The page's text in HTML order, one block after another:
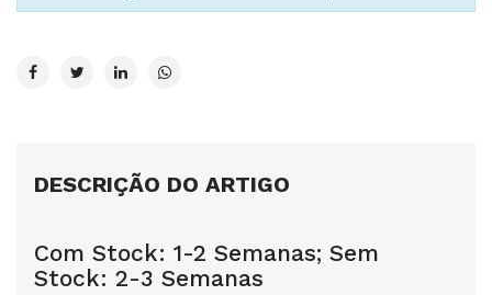
DESCRIÇÃO DO ARTIGO
Com Stock: 1-2 Semanas; Sem
Stock: 2-3 Semanas